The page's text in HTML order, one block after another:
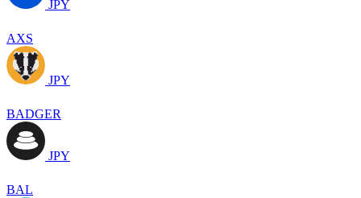
JPY
AXS
JPY
BADGER
JPY
BAL